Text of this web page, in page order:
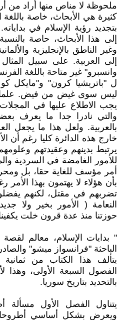
ملحوظة لا مناص منها أراد من
كثيرة هي الأبحاث، خاصة باللغة
بتجديد رؤية الإسلام في
إلى هذا الأبحاث، حاصة
وغير الناطق بالإنجليزية
إلى العربية. على سبيل
وانسبرو" غير متاحة باللغة
ل "باتريشيا كرون" و"مايكل
ليس سوى غيض من فيض. علما أن
يجب الاطلاع عليها في
والتي نادرا جدا ما يعرف
بالعربية. ولعل هذا ما يجعل
خارج هذه الدائرة كليا رغم أن
يرتبط بدينهم وعقيدتهم
للأمور الغامضة في السردية
أمر مؤسف للغاية حقا، بل
بأن هؤلاء لا يهتمون بهذا
تضربهم في مقتل، لكنهم
النعامة ( الأمور بخير ولا
حوزتنا منذ عدة قرون خلت
" بدايات الإسلام، معالم
الباحثة "فرانسواز ميشو" والصادر
يتألف هذا الكتاب من
الفصول السبعة الأولى،
بالتحديد بتاريخ سوريا.
يتناول الفصل الأول مسألة